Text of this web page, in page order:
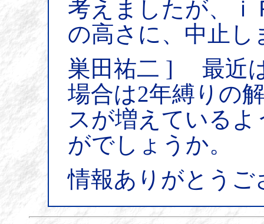
考えましたが、ｉ
の高さに、中止し
巣田祐二 ] 最近
場合は2年縛りの
スが増えている
がでしょうか。
情報ありがとうご